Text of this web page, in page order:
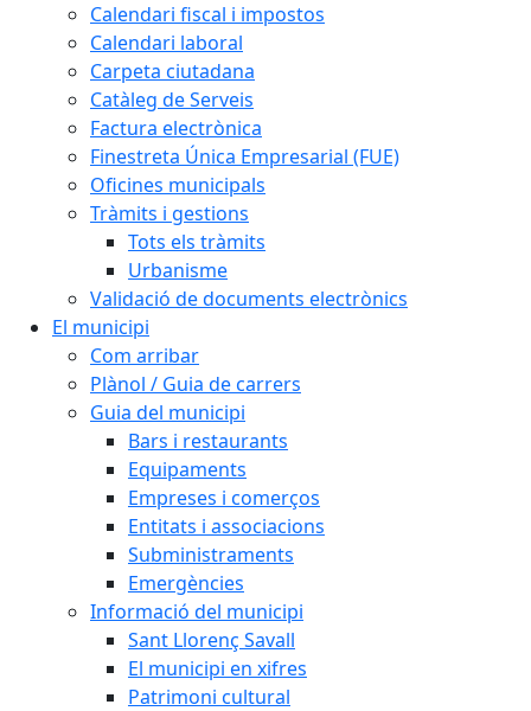
Calendari fiscal i impostos
Calendari laboral
Carpeta ciutadana
Catàleg de Serveis
Factura electrònica
Finestreta Única Empresarial (FUE)
Oficines municipals
Tràmits i gestions
Tots els tràmits
Urbanisme
Validació de documents electrònics
El municipi
Com arribar
Plànol / Guia de carrers
Guia del municipi
Bars i restaurants
Equipaments
Empreses i comerços
Entitats i associacions
Subministraments
Emergències
Informació del municipi
Sant Llorenç Savall
El municipi en xifres
Patrimoni cultural